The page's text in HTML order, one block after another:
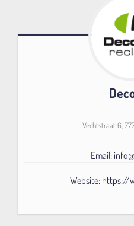
Vechtstraat 6,
Email:
Website: